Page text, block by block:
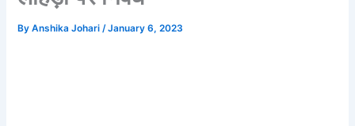
ByAnshika Johari/January 6, 2023